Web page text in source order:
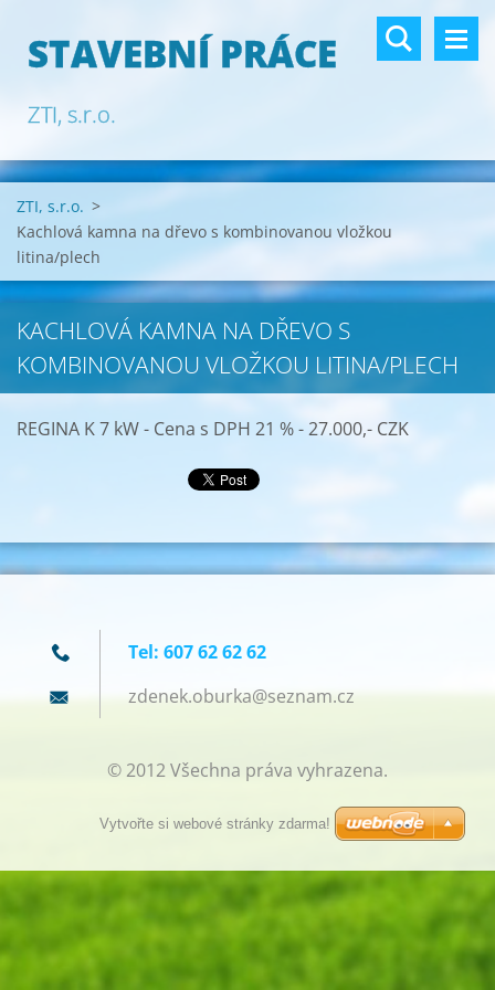
STAVEBNÍ PRÁCE
ZTI, s.r.o.
ZTI, s.r.o. >
Kachlová kamna na dřevo s kombinovanou vložkou
litina/plech
KACHLOVÁ KAMNA NA DŘEVO S
KOMBINOVANOU VLOŽKOU LITINA/PLECH
REGINA K 7 kW - Cena s DPH 21 % - 27.000,- CZK
Tel: 607 62 62 62
zdenek.oburka@seznam.cz
© 2012 Všechna práva vyhrazena.
Vytvořte si webové stránky zdarma!